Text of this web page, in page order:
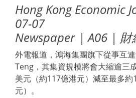
Hong Kong Economic
07-07
Newspaper | A06 | 財
外電報道，鴻海集團旗下從事互
Teng，其集資規模將會大縮逾三
美元（約117億港元）減至最多
元）。